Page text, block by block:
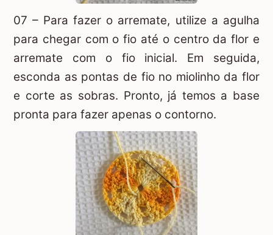
07 – Para fazer o arremate, utilize a agulha
para chegar com o fio até o centro da flor e
arremate com o fio inicial. Em seguida,
esconda as pontas de fio no miolinho da flor
e corte as sobras. Pronto, já temos a base
pronta para fazer apenas o contorno.